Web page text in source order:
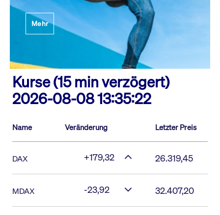
Mehr
Kurse (15 min verzögert)
2026-08-08 13:35:22
Name Veränderung Letzter Preis
DAX +179,32 26.319,45
MDAX -23,92 32.407,20